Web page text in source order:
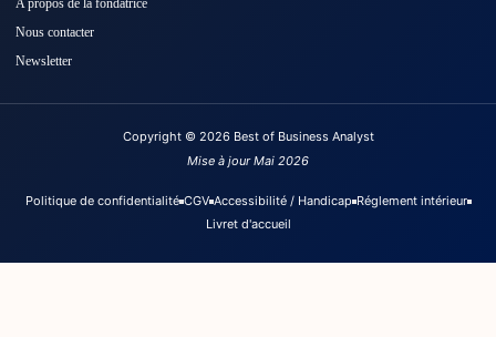
A propos de la fondatrice
Nous contacter
Newsletter
Copyright © 2026 Best of Business Analyst
Mise à jour Mai 2026
Politique de confidentialité CGV Accessibilité / Handicap Réglement intérieur
Livret d'accueil